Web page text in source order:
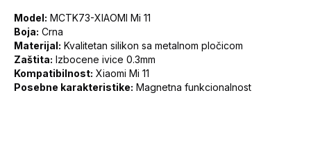
Model: MCTK73-XIAOMI Mi 11
Boja: Crna
Materijal: Kvalitetan silikon sa metalnom pločicom
Zaštita: Izbocene ivice 0.3mm
Kompatibilnost: Xiaomi Mi 11
Posebne karakteristike: Magnetna funkcionalnost